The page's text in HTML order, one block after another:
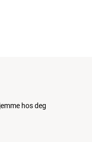
hos deg